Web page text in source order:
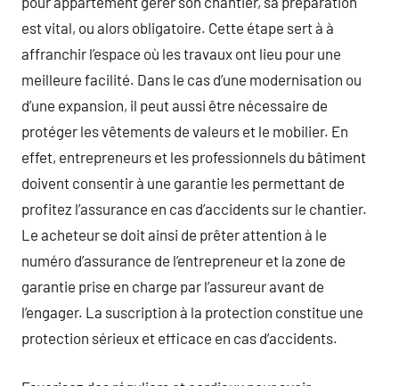
est vital, ou alors obligatoire. Cette étape sert à à
affranchir l’espace où les travaux ont lieu pour une
meilleure facilité. Dans le cas d’une modernisation ou
d’une expansion, il peut aussi être nécessaire de
protéger les vêtements de valeurs et le mobilier. En
effet, entrepreneurs et les professionnels du bâtiment
doivent consentir à une garantie les permettant de
profitez l’assurance en cas d’accidents sur le chantier.
Le acheteur se doit ainsi de prêter attention à le
numéro d’assurance de l’entrepreneur et la zone de
garantie prise en charge par l’assureur avant de
l’engager. La suscription à la protection constitue une
protection sérieux et efficace en cas d’accidents.